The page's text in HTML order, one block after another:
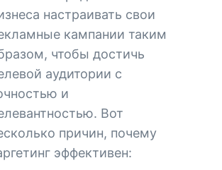
настраивать свои
кампании таким
чтобы достичь
аудитории с
и
Вот
причин, почему
эффективен: